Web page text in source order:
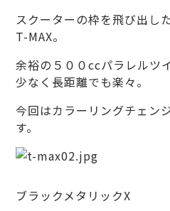
スクーターの枠を飛び出し
T-MAX。
余裕の５００ccパラレルツ
少なく長距離でも楽々。
今回はカラーリングチェン
す。
ブラックメタリックX